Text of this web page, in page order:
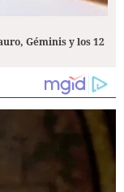
Géminis y los 12